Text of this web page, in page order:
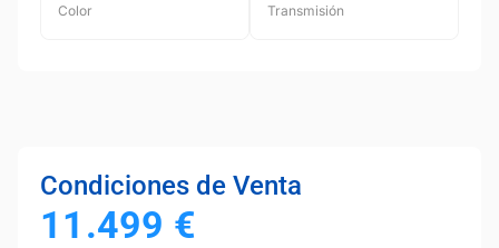
Color Transmisión
Condiciones de Venta
11.499 €